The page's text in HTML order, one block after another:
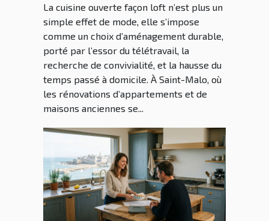
La cuisine ouverte façon loft n’est plus un
simple effet de mode, elle s’impose
comme un choix d’aménagement durable,
porté par l’essor du télétravail, la
recherche de convivialité, et la hausse du
temps passé à domicile. À Saint-Malo, où
les rénovations d’appartements et de
maisons anciennes se...